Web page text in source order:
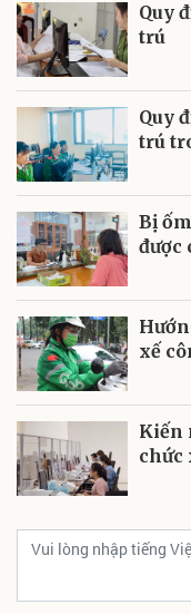
Quy
trú
Quy
trú
Bị
được
xế
Kiến
chức